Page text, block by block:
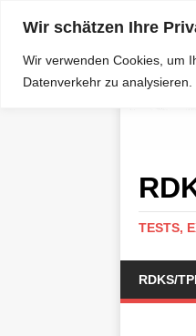
Wir schätzen Ihre
Wir verwenden Cookies, um
Datenverkehr zu
TESTS,
RDKS/